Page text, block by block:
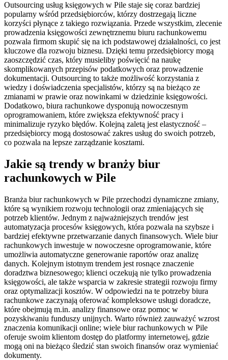
Outsourcing usług księgowych w Pile staje się coraz bardziej
popularny wśród przedsiębiorców, którzy dostrzegają liczne
korzyści płynące z takiego rozwiązania. Przede wszystkim, zlecenie
prowadzenia księgowości zewnętrznemu biuru rachunkowemu
pozwala firmom skupić się na ich podstawowej działalności, co jest
kluczowe dla rozwoju biznesu. Dzięki temu przedsiębiorcy mogą
zaoszczędzić czas, który musieliby poświęcić na naukę
skomplikowanych przepisów podatkowych oraz prowadzenie
dokumentacji. Outsourcing to także możliwość korzystania z
wiedzy i doświadczenia specjalistów, którzy są na bieżąco ze
zmianami w prawie oraz nowinkami w dziedzinie księgowości.
Dodatkowo, biura rachunkowe dysponują nowoczesnym
oprogramowaniem, które zwiększa efektywność pracy i
minimalizuje ryzyko błędów. Kolejną zaletą jest elastyczność –
przedsiębiorcy mogą dostosować zakres usług do swoich potrzeb,
co pozwala na lepsze zarządzanie kosztami.
Jakie są trendy w branży biur
rachunkowych w Pile
Branża biur rachunkowych w Pile przechodzi dynamiczne zmiany,
które są wynikiem rozwoju technologii oraz zmieniających się
potrzeb klientów. Jednym z najważniejszych trendów jest
automatyzacja procesów księgowych, która pozwala na szybsze i
bardziej efektywne przetwarzanie danych finansowych. Wiele biur
rachunkowych inwestuje w nowoczesne oprogramowanie, które
umożliwia automatyczne generowanie raportów oraz analizę
danych. Kolejnym istotnym trendem jest rosnące znaczenie
doradztwa biznesowego; klienci oczekują nie tylko prowadzenia
księgowości, ale także wsparcia w zakresie strategii rozwoju firmy
oraz optymalizacji kosztów. W odpowiedzi na te potrzeby biura
rachunkowe zaczynają oferować kompleksowe usługi doradcze,
które obejmują m.in. analizy finansowe oraz pomoc w
pozyskiwaniu funduszy unijnych. Warto również zauważyć wzrost
znaczenia komunikacji online; wiele biur rachunkowych w Pile
oferuje swoim klientom dostęp do platformy internetowej, gdzie
mogą oni na bieżąco śledzić stan swoich finansów oraz wymieniać
dokumenty.